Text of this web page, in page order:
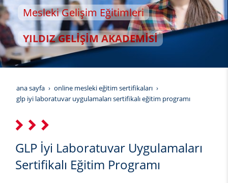
Gelişim Eğitimleri
GELİŞİM AKADEMİSİ
ana sayfa
online mesleki eğitim sertifikaları
glp i̇yi laboratuvar uygulamaları sertifikalı eğitim programı
GLP İyi Laboratuvar Uygulamaları
Sertifikalı Eğitim Programı